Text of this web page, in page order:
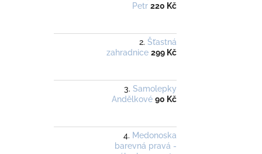
Petr 220 Kč
Šťastná
zahradnice 299 Kč
Samolepky
Andělkové 90 Kč
Medonoska
barevná pravá -